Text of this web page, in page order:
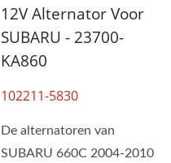
12V Alternator Voor
SUBARU - 23700-
KA860
102211-5830
De alternatoren van
SUBARU 660C 2004-2010